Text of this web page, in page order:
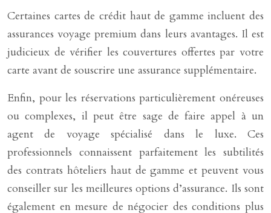
Certaines cartes de crédit haut de gamme incluent des
assurances voyage premium dans leurs avantages. Il est
judicieux de vérifier les couvertures offertes par votre
carte avant de souscrire une assurance supplémentaire.
Enfin, pour les réservations particulièrement onéreuses
ou complexes, il peut être sage de faire appel à un
agent de voyage spécialisé dans le luxe. Ces
professionnels connaissent parfaitement les subtilités
des contrats hôteliers haut de gamme et peuvent vous
conseiller sur les meilleures options d’assurance. Ils sont
également en mesure de négocier des conditions plus